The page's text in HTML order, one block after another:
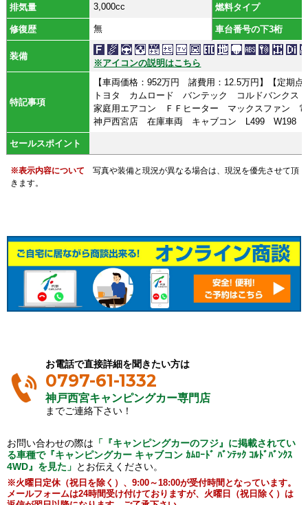
排気量 3,000cc 燃料タイプ
修復歴 無 車台番号の下3桁
装備
※アイコンの説明はこちら
特記事項
【車両価格：952万円 諸費用：12.5万円】【定期
トヨタ カムロード バンテック コルドバンク
家庭用エアコン ＦＦヒーター マックスファン
神戸西宮店 在庫車両 キャブコン L499 W198
セールスポイント
※表示内容について
写真や装備と現況が異なる場合は、現況を優先させて頂
きます。
お電話で直接詳細を聞きたい方は
0797-61-1332
神戸西宮キャンピングカー専門店
までご連絡下さい！
お問い合わせの際は 「『キャンピングカーのフジ』に掲載されてい
る車種で『キャンピングカー キャブコン ｶﾑﾛｰﾄﾞ ﾊﾞﾝﾃｯｸ ｺﾙﾄﾞﾊﾞﾝｸｽ
4WD』を見た」 とお伝えください。
※火曜日定休（祝日を除く）、9:00～18:00が受付時間となっています。
メールフォームは24時間受け付けておりますが、火曜日（祝日除く）は